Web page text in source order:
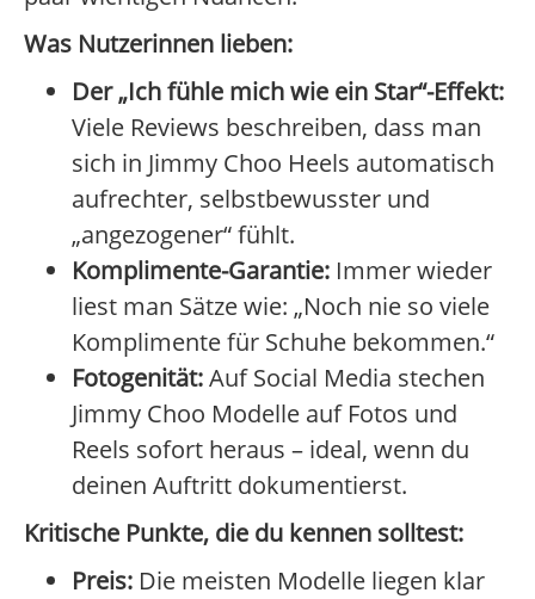
Was Nutzerinnen lieben:
Der „Ich fühle mich wie ein Star“-Effekt:
Viele Reviews beschreiben, dass man
sich in Jimmy Choo Heels automatisch
aufrechter, selbstbewusster und
„angezogener“ fühlt.
Komplimente-Garantie: Immer wieder
liest man Sätze wie: „Noch nie so viele
Komplimente für Schuhe bekommen.“
Fotogenität:Auf Social Media stechen
Jimmy Choo Modelle auf Fotos und
Reels sofort heraus – ideal, wenn du
deinen Auftritt dokumentierst.
Kritische Punkte, die du kennen solltest:
Preis: Die meisten Modelle liegen klar